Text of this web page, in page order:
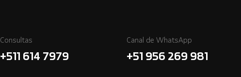
Consultas
+511 614 7979
Canal de WhatsApp
+51 956 269 981